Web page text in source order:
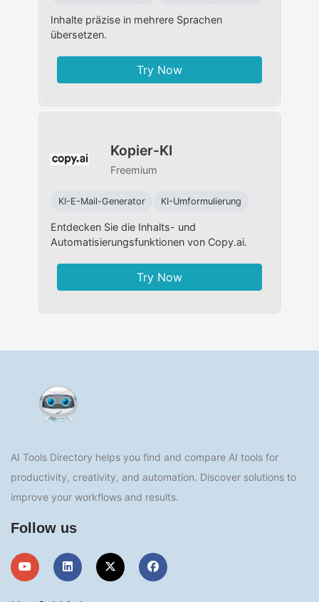
Inhalte präzise in mehrere Sprachen
übersetzen.
Try Now
Kopier-KI
Freemium
KI-E-Mail-Generator KI-Umformulierung
Entdecken Sie die Inhalts- und
Automatisierungsfunktionen von Copy.ai.
Try Now
AI Tools Directory helps you find and compare AI tools for
productivity, creativity, and automation. Discover solutions to
improve your workflows and results.
Follow us